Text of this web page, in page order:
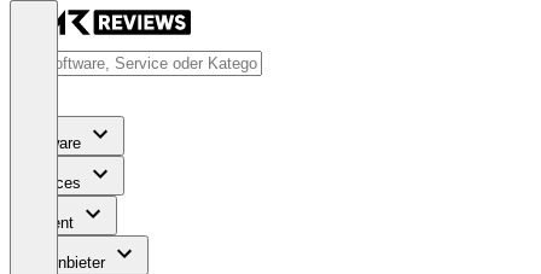
Software
Services
Content
Für Anbieter